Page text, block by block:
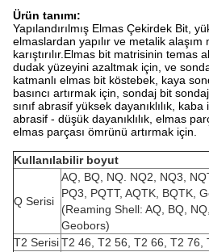
Ürün tanımı:
Yapılandırılmış Elmas Çekirdek Bit,
elmaslardan yapılır ve metalik
karıştırılır.Elmas bit matrisinin temas
dudak yüzeyini azaltmak için, ve
katmanlı elmas bit köstebek, kaya
basıncı artırmak için, sondaj bit
sınıf abrasif yüksek dayanıklılık,
abrasif - düşük dayanıklılık, elmas
elmas parçası ömrünü artırmak için.
Kullanılabilir boyut
Q Serisi
AQ, BQ, NQ. NQ2, NQ3,
PQ3, PQTT, AQTK, BQTK,
(Reaming Shell: AQ, BQ,
Geobors)
T2 SerisiT2 46, T2 56, T2 66, T2 76,